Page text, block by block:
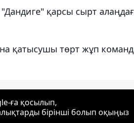
қарсы сырт
қатысушы төрт жұп
ға қосылып,
бірінші болып оқыңыз